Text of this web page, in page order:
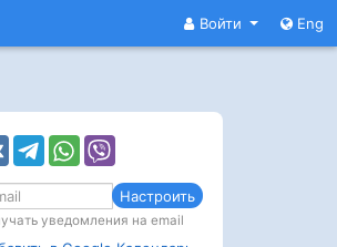
Войти Eng
Настроить
уведомления на email